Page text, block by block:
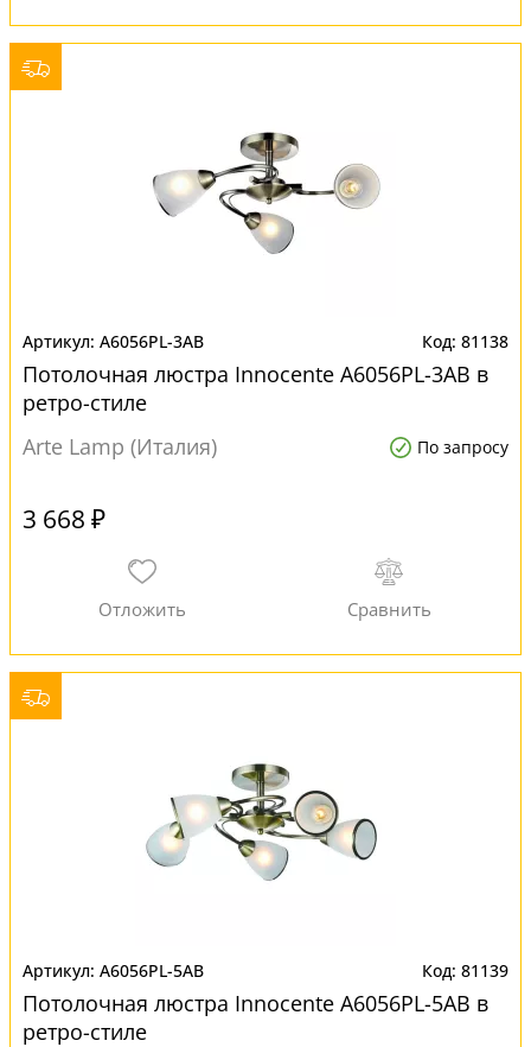
A6056PL-3AB 81138
Потолочная люстра Innocente A6056PL-3AB в
ретро-стиле
Arte Lamp (Италия)
По запросу
3 668 ₽
A6056PL-5AB 81139
Потолочная люстра Innocente A6056PL-5AB в
ретро-стиле